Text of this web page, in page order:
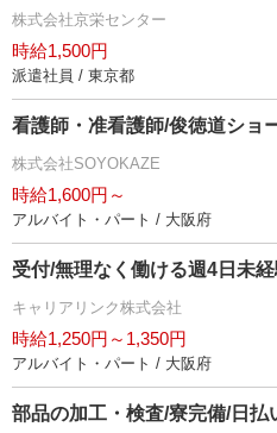
株式会社京栄センター
時給1,500円
派遣社員 / 東京都
看護師・准看護師/俊徳道ショ
株式会社SOYOKAZE
時給1,600円～
アルバイト・パート / 大阪府
受付/無理なく働ける週4日未
キャリアリンク株式会社
時給1,250円～1,350円
アルバイト・パート / 大阪府
部品の加工・検査/寮完備/日払